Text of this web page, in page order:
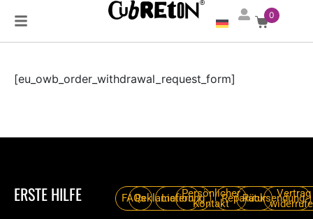
0
[eu_owb_order_withdrawal_request_form]
ERSTE HILFE FAQsReklamation
LieferungPersönlicher
KontaktReparaturRücksendung
Vertrag